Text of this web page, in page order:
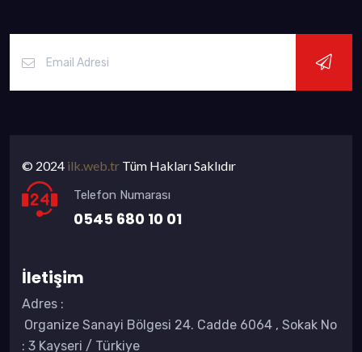
© 2024 ilk.web.tr Tüm Hakları Saklıdır
Telefon Numarası
0545 680 10 01
İletişim
Adres :
Organize Sanayi Bölgesi 24. Cadde 6064 , Sokak No
: 3 Kayseri / Türkiye